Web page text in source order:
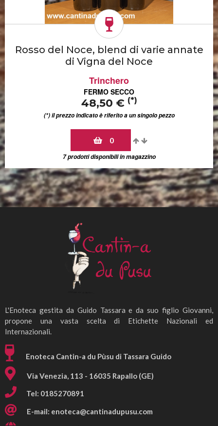
Rosso del Noce, blend di varie annate
di Vigna del Noce
Trinchero
FERMO SECCO
48,50 € (*)
(*) il prezzo indicato è riferito a un singolo pezzo
0
7 prodotti disponibili in magazzino
L'Enoteca gestita da Guido Tassara e da suo figlio Giovanni,
propone una vasta scelta di Etichette Nazionali ed
Internazionali.
Enoteca Cantin-a du Pùsu di Tassara Guido
Via Venezia, 113 - 16035 Rapallo (GE)
Tel: 0185270891
E-mail: enoteca@cantinadupusu.com